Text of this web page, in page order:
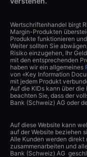
Wertschriftenhandel birgt
Margin-Produkten
Produkte funktionieren
Weiter sollten Sie
Risiko einzugehen, Ihr
mit den entsprechenden
haben wir ein allgemeines
von «Key Information
mit jedem Produkt
Auf die KIDs kann über
beachten Sie, dass der
Bank (Schweiz) AG oder
Auf diese Website kann
auf der Website beziehen
Alle Kunden werden direkt
zusammenarbeiten und
Bank (Schweiz) AG